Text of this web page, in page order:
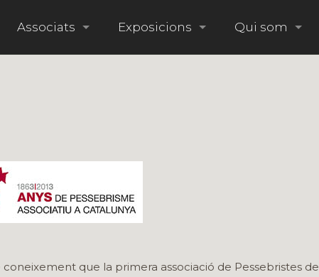
Associats Exposicions Qui som
que la primera associació de Pessebristes de